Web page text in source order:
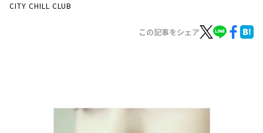
お知らせ
イベント・グッズ
CITY CHILL CLUB
この記事をシェア